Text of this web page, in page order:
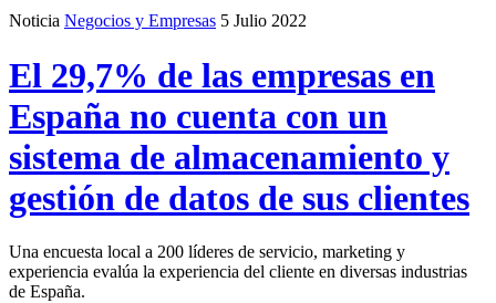
Noticia Negocios y Empresas 5 Julio 2022
El 29,7% de las empresas en
España no cuenta con un
sistema de almacenamiento y
gestión de datos de sus clientes
Una encuesta local a 200 líderes de servicio, marketing y
experiencia evalúa la experiencia del cliente en diversas industrias
de España.